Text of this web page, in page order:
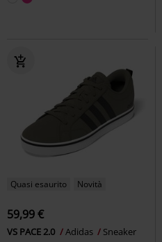
Quasi esaurito Novità
59,99 €
VS PACE 2.0 Adidas Sneaker